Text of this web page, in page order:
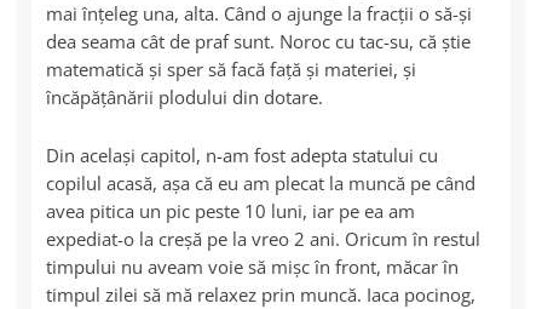
mai înţeleg una, alta. Când o ajunge la fracţii o să-şi
dea seama cât de praf sunt. Noroc cu tac-su, că ştie
matematică şi sper să facă faţă şi materiei, şi
încăpăţânării plodului din dotare.
Din acelaşi capitol, n-am fost adepta statului cu
copilul acasă, aşa că eu am plecat la muncă pe când
avea pitica un pic peste 10 luni, iar pe ea am
expediat-o la creşă pe la vreo 2 ani. Oricum în restul
timpului nu aveam voie să mişc în front, măcar în
timpul zilei să mă relaxez prin muncă. Iaca pocinog,